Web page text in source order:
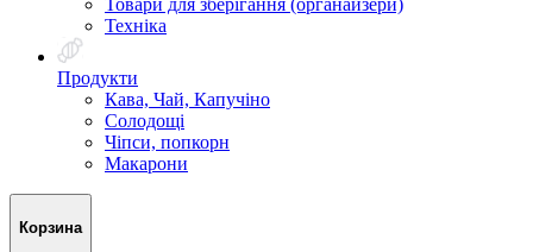
Товари для зберігання (органайзери)
Техніка
Продукти
Кава, Чай, Капучіно
Солодощі
Чіпси, попкорн
Макарони
Корзина